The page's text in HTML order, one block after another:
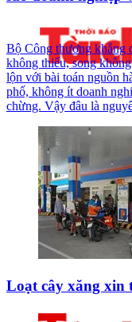
Bộ Công thương khẳng
không thiếu, song
lộn với bài toán nguồn
phố, không ít doanh
chừng. Vậy đâu là
Loạt cây xăng xin